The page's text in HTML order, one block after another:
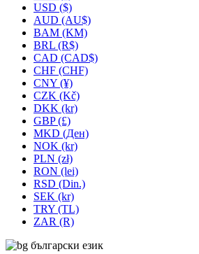
USD ($)
AUD (AU$)
BAM (KM)
BRL (R$)
CAD (CAD$)
CHF (CHF)
CNY (¥)
CZK (Kč)
DKK (kr)
GBP (£)
MKD (Ден)
NOK (kr)
PLN (zł)
RON (lei)
RSD (Din.)
SEK (kr)
TRY (TL)
ZAR (R)
български език